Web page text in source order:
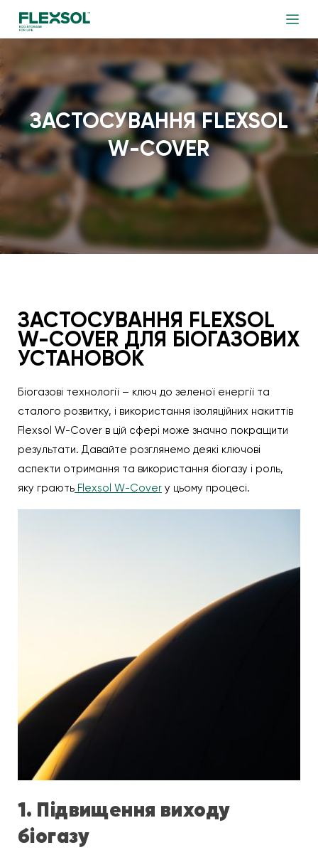
ЗАСТОСУВАННЯ FLEXSOL
W-COVER
ЗАСТОСУВАННЯ FLEXSOL
W-COVER ДЛЯ БІОГАЗОВИХ
УСТАНОВОК
Біогазові технології – ключ до зеленої енергії та
сталого розвитку, і використання ізоляційних накиттів
Flexsol W-Cover в цій сфері може значно покращити
результати. Давайте розглянемо деякі ключові
аспекти отримання та використання біогазу і роль,
яку грають Flexsol W-Cover у цьому процесі.
1. Підвищення виходу
біогазу